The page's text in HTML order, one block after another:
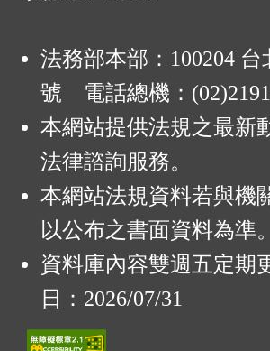
法務部本部：100204
號 電話總機：
本網站提供法規之最新
法律諮詢服務。
本網站法規資料若與機
以公布之書面資料為準。
資料庫內容雙週五定期
日：2026/07/31